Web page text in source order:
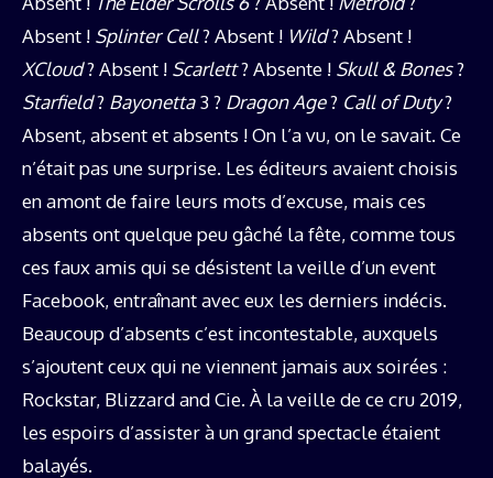
Absent ! Splinter Cell? Absent ! Wild? Absent !
XCloud? Absent ! Scarlett? Absente ! Skull & Bones?
Starfield? Bayonetta3 ? Dragon Age? Call of Duty?
Absent, absent et absents ! On l’a vu, on le savait. Ce
n’était pas une surprise. Les éditeurs avaient choisis
en amont de faire leurs mots d’excuse, mais ces
absents ont quelque peu gâché la fête, comme tous
ces faux amis qui se désistent la veille d’un event
Facebook, entraînant avec eux les derniers indécis.
Beaucoup d’absents c’est incontestable, auxquels
s’ajoutent ceux qui ne viennent jamais aux soirées :
Rockstar, Blizzard and Cie. À la veille de ce cru 2019,
les espoirs d’assister à un grand spectacle étaient
balayés.